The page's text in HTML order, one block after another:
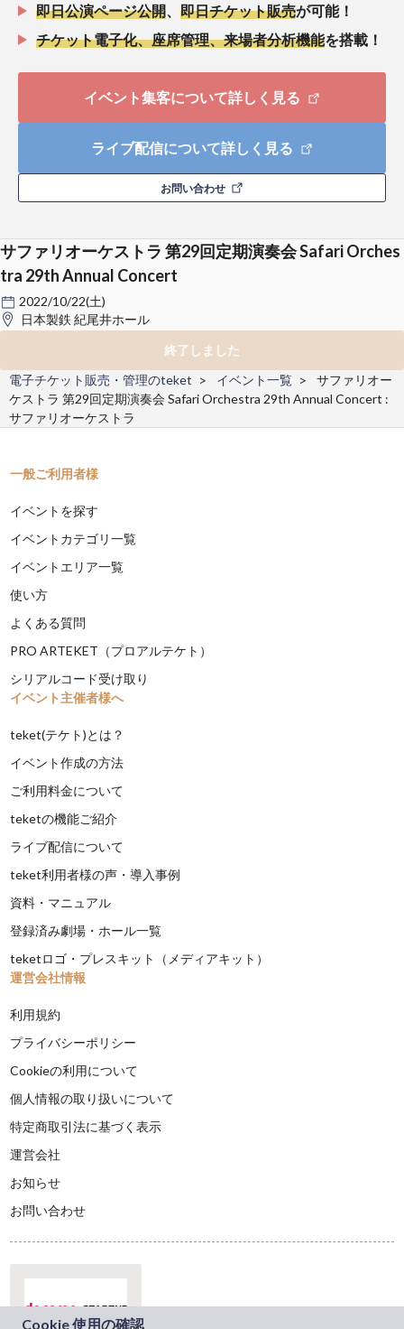
即日公演ページ公開
即日チケット販売が可能！
チケット電子化、座席管理、来場者分析機能を搭載！
イベント集客について詳しく見る
ライブ配信について詳しく見る
お問い合わせ
サファリオーケストラ 第29回定期演奏会 Safari Orches
tra 29th Annual Concert
2022/10/22(土)
日本製鉄 紀尾井ホール
終了しました
電子チケット販売・管理のteket
イベント一覧
サファリオー
ケストラ 第29回定期演奏会 Safari Orchestra 29th Annual Concert :
サファリオーケストラ
一般ご利用者様
イベントを探す
イベントカテゴリ一覧
イベントエリア一覧
使い方
よくある質問
PRO ARTEKET（プロアルテケト）
シリアルコード受け取り
イベント主催者様へ
teket(テケト)とは？
イベント作成の方法
ご利用料金について
teketの機能ご紹介
ライブ配信について
teket利用者様の声・導入事例
資料・マニュアル
登録済み劇場・ホール一覧
teketロゴ・プレスキット（メディアキット）
運営会社情報
利用規約
プライバシーポリシー
Cookieの利用について
個人情報の取り扱いについて
特定商取引法に基づく表示
運営会社
お知らせ
お問い合わせ